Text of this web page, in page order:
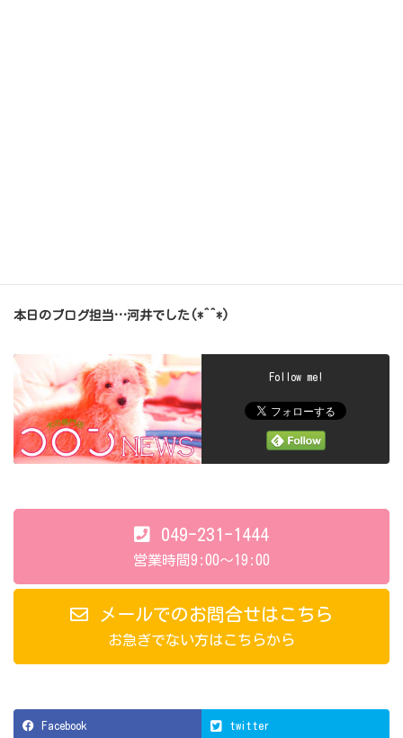
本日のブログ担当…河井でした(*^^*)
Follow me!
049-231-1444
営業時間9:00～19:00
メールでのお問合せはこちら
お急ぎでない方はこちらから
Facebook twitter